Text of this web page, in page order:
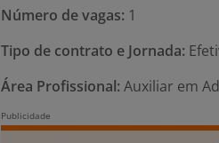
Número de vagas: 1
Tipo de contrato e Jornada:
Área Profissional: Auxiliar em